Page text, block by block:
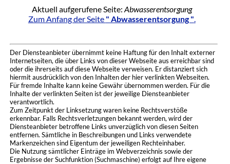
Aktuell aufgerufene Seite: Abwasserentsorgung
Zum Anfang der Seite " Abwasserentsorgung ".
Der Diensteanbieter übernimmt keine Haftung für den Inhalt externer
Internetseiten, die über Links von dieser Webseite aus erreichbar sind
oder die ihrerseits auf diese Webseite verweisen. Er distanziert sich
hiermit ausdrücklich von den Inhalten der hier verlinkten Webseiten.
Für fremde Inhalte kann keine Gewähr übernommen werden. Für die
Inhalte der verlinkten Seiten ist der jeweilige Diensteanbieter
verantwortlich.
Zum Zeitpunkt der Linksetzung waren keine Rechtsverstöße
erkennbar. Falls Rechtsverletzungen bekannt werden, wird der
Diensteanbieter betroffene Links unverzüglich von diesen Seiten
entfernen. Sämtliche in Beschreibungen und Links verwendete
Markenzeichen sind Eigentum der jeweiligen Rechteinhaber.
Die Nutzung sämtlicher Einträge im Webverzeichnis sowie der
Ergebnisse der Suchfunktion (Suchmaschine) erfolgt auf Ihre eigene